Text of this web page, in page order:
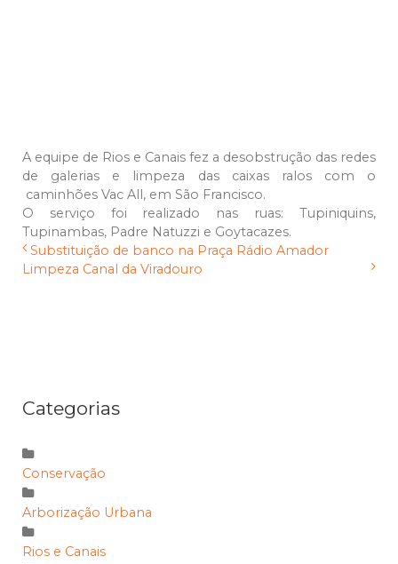
A equipe de Rios e Canais fez a desobstrução das redes
de galerias e limpeza das caixas ralos com o
caminhões Vac All, em São Francisco.
O serviço foi realizado nas ruas: Tupiniquins,
Tupinambas, Padre Natuzzi e Goytacazes.
Substituição de banco na Praça Rádio Amador
Limpeza Canal da Viradouro
Categorias
Conservação
Arborização Urbana
Rios e Canais